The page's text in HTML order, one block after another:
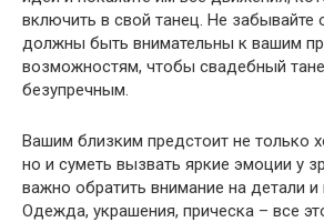
включить в свой танец. Не забывайте
должны быть внимательны к вашим
возможностям, чтобы свадебный
безупречным.
Вашим близким предстоит не только
но и суметь вызвать яркие эмоции у
важно обратить внимание на детали
Одежда, украшения, прическа – все